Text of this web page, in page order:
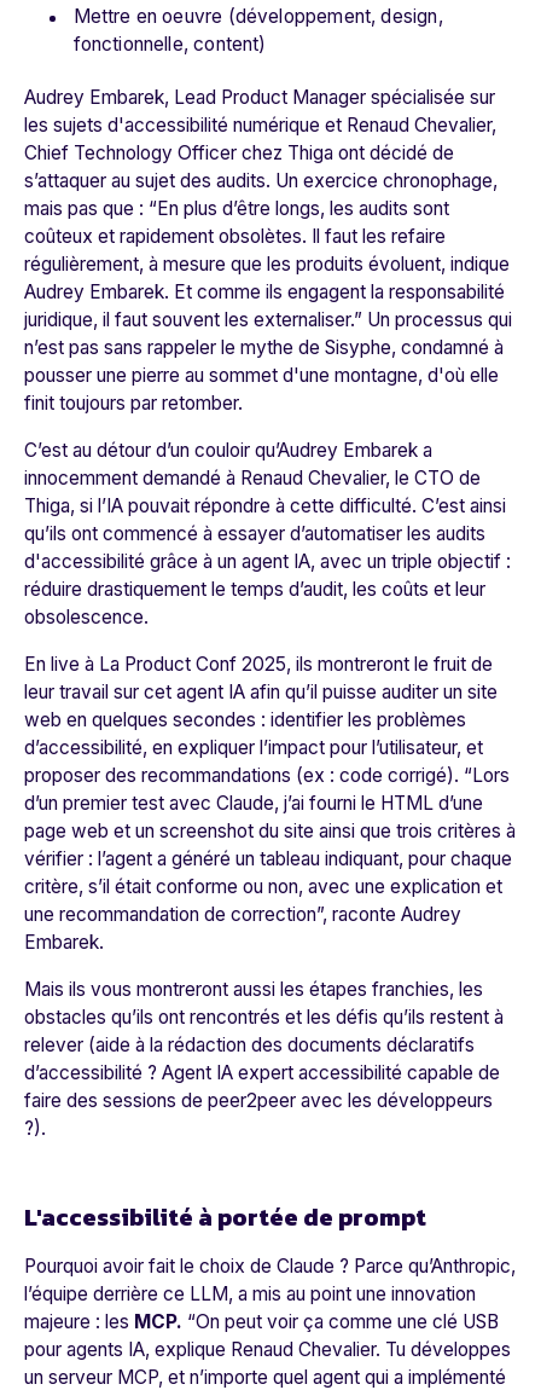
Mettre en oeuvre (développement, design,
fonctionnelle, content)
Audrey Embarek, Lead Product Manager spécialisée sur
les sujets d'accessibilité numérique et Renaud Chevalier,
Chief Technology Officer chez Thiga ont décidé de
s’attaquer au sujet des audits. Un exercice chronophage,
mais pas que : “En plus d’être longs, les audits sont
coûteux et rapidement obsolètes. Il faut les refaire
régulièrement, à mesure que les produits évoluent, indique
Audrey Embarek. Et comme ils engagent la responsabilité
juridique, il faut souvent les externaliser.” Un processus qui
n’est pas sans rappeler le mythe de Sisyphe, condamné à
pousser une pierre au sommet d'une montagne, d'où elle
finit toujours par retomber.
C’est au détour d’un couloir qu’Audrey Embarek a
innocemment demandé à Renaud Chevalier, le CTO de
Thiga, si l’IA pouvait répondre à cette difficulté. C’est ainsi
qu’ils ont commencé à essayer d’automatiser les audits
d'accessibilité grâce à un agent IA, avec un triple objectif :
réduire drastiquement le temps d’audit, les coûts et leur
obsolescence.
En live à La Product Conf 2025, ils montreront le fruit de
leur travail sur cet agent IA afin qu’il puisse auditer un site
web en quelques secondes : identifier les problèmes
d’accessibilité, en expliquer l’impact pour l’utilisateur, et
proposer des recommandations (ex : code corrigé). “Lors
d’un premier test avec Claude, j’ai fourni le HTML d’une
page web et un screenshot du site ainsi que trois critères à
vérifier : l’agent a généré un tableau indiquant, pour chaque
critère, s’il était conforme ou non, avec une explication et
une recommandation de correction”, raconte Audrey
Embarek.
Mais ils vous montreront aussi les étapes franchies, les
obstacles qu’ils ont rencontrés et les défis qu’ils restent à
relever (aide à la rédaction des documents déclaratifs
d’accessibilité ? Agent IA expert accessibilité capable de
faire des sessions de peer2peer avec les développeurs
?).
L'accessibilité à portée de prompt
Pourquoi avoir fait le choix de Claude ? Parce qu’Anthropic,
l’équipe derrière ce LLM, a mis au point une innovation
majeure : les MCP. “On peut voir ça comme une clé USB
pour agents IA, explique Renaud Chevalier. Tu développes
un serveur MCP, et n’importe quel agent qui a implémenté